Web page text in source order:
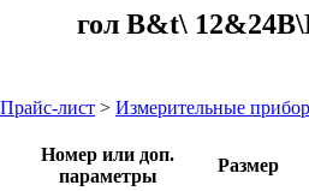
гол В&t\
Прайс-лист > Измерительные
Номер или доп.
параметры
Размер